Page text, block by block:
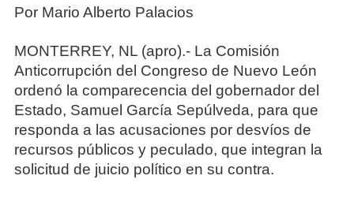
Por Mario Alberto Palacios
MONTERREY, NL (apro).- La Comisión
Anticorrupción del Congreso de Nuevo León
ordenó la comparecencia del gobernador del
Estado, Samuel García Sepúlveda, para que
responda a las acusaciones por desvíos de
recursos públicos y peculado, que integran la
solicitud de juicio político en su contra.